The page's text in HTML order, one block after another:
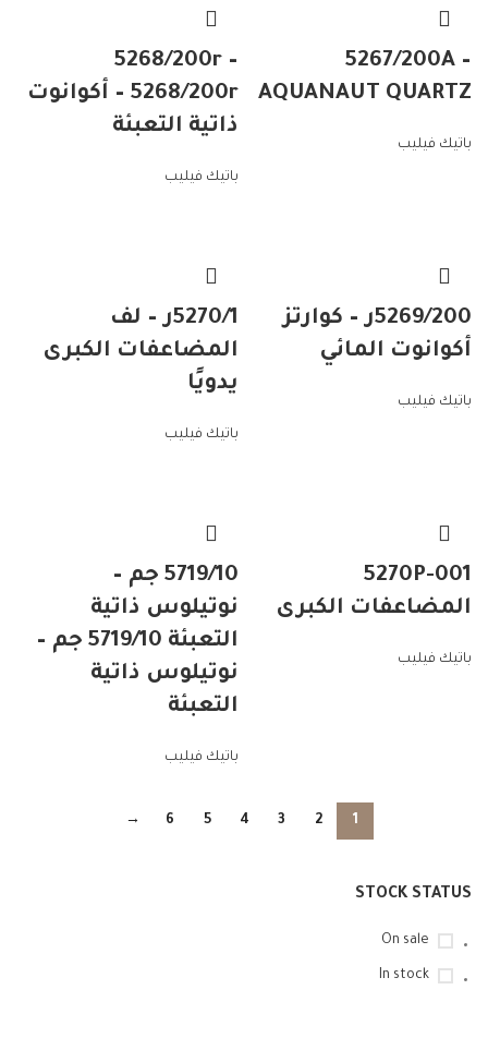
STOCK STATUS
On sale
In stock
5267/200A –
AQUANAUT QUARTZ
باتيك فيليب
5268/200r –
5268/200r – أكوانوت
ذاتية التعبئة
باتيك فيليب
5269/200ر – كوارتز
أكوانوت المائي
باتيك فيليب
5270/1ر – لف
المضاعفات الكبرى
يدويًا
باتيك فيليب
5270P-001
المضاعفات الكبرى
باتيك فيليب
5719/10 جم –
نوتيلوس ذاتية
التعبئة 5719/10 جم –
نوتيلوس ذاتية
التعبئة
باتيك فيليب
1
2
3
4
5
6
→